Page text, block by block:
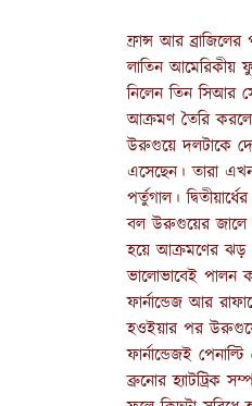
ফ্রান্স আর
লাতিন আমেরিকীয়
নিলেন তিন সিআর
আক্রমণ তৈরি
উরুগুয়ে দলটাকে
এসেছেন। তারা এখন
পর্তুগাল।
বল উরুগুয়ের জালে
হয়ে আক্রমণের ঝড়
ভালোভাবেই পালন
ফার্নান্ডেজ আর
হওইয়ার পর
ফার্নান্ডেজই
ব্রুনোর হ্যাটট্রিক